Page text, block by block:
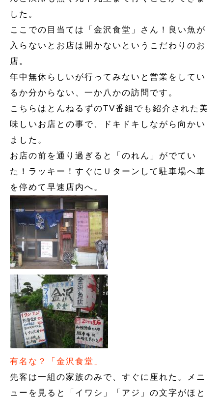
した。
ここでの目当ては「金沢食堂」さん！良い魚が
入らないとお店は開かないというこだわりのお
店。
年中無休らしいが行ってみないと営業をしてい
るか分からない、一か八かの訪問です。
こちらはとんねるずのTV番組でも紹介された美
味しいお店との事で、ドキドキしながら向かい
ました。
お店の前を通り過ぎると「のれん」がでてい
た！ラッキー！すぐにＵターンして駐車場へ車
を停めて早速店内へ。
有名な？「金沢食堂」
先客は一組の家族のみで、すぐに座れた。メニ
ューを見ると「イワシ」「アジ」の文字がほと